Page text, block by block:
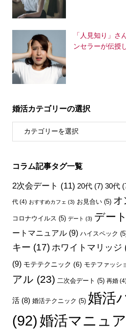
「人見知り」さ
ンセラーが伝授
婚活カテゴリーの選択
コラム記事タグ一覧
2次会デート (11) 20代(7) 30代
代(4) おすすめカフェ (3) お見合い(5) オ
コロナウイルス (5) デート (3) デー
ートマニュアル(9) ハイスペック
キー (17) ホワイトマリッジ
(9) モテテクニック (6) モテファッシ
アル (23) 二次会デート (5) 再婚
活(8) 婚活テクニック (5) 婚活
(92) 婚活マニュ